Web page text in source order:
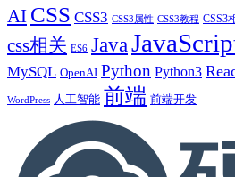
AI CSS CSS3 CSS3属性 CSS3教程 CSS3
css相关 ES6 Java
MySQL OpenAI Python Python3
WordPress 人工智能 前端 前端开发